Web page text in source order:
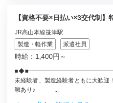
【資格不要×日払い×3交代制
JR高山本線笹津駅
製造・軽作業
派遣社員
時給：1,400円～
未経験者、製造経験者ともに大歓迎
暇あり♪ ────...